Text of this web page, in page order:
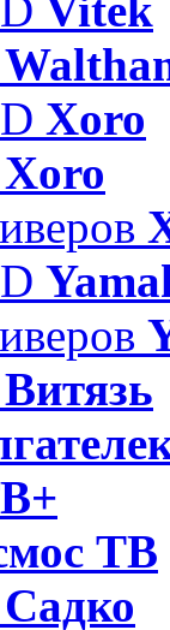
Xoro
Xoro
Витязь
ТВ
Садко